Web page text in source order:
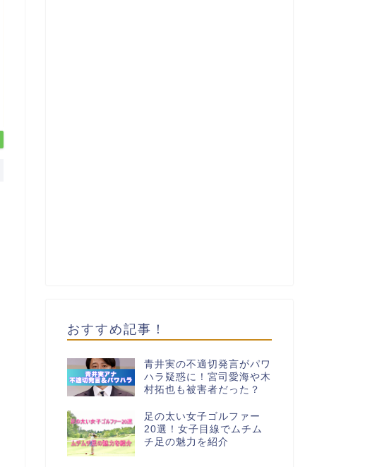
おすすめ記事！
青井実の不適切発言がパワ
ハラ疑惑に！宮司愛海や木
村拓也も被害者だった？
足の太い女子ゴルファー
20選！女子目線でムチム
チ足の魅力を紹介